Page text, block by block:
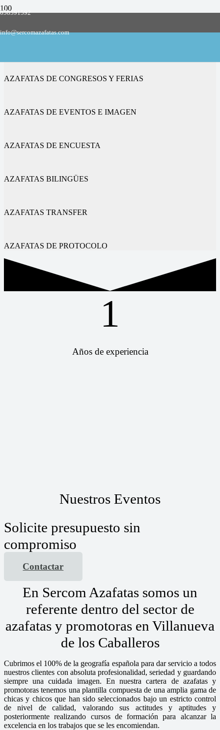
658591592
info@sercomazafatas.com
AZAFATAS DE CONGRESOS Y FERIAS
AZAFATAS DE EVENTOS E IMAGEN
AZAFATAS DE ENCUESTA
AZAFATAS BILINGÜES
AZAFATAS TRANSFER
AZAFATAS DE PROTOCOLO
1
Años de experiencia
Nuestros Eventos
Solicite presupuesto sin
compromiso
Contactar
En Sercom Azafatas somos un
referente dentro del sector de
azafatas y promotoras en Villanueva
de los Caballeros
Cubrimos el 100% de la geografía española para dar servicio a todos
nuestros clientes con absoluta profesionalidad, seriedad y guardando
siempre una cuidada imagen. En nuestra cartera de azafatas y
promotoras tenemos una plantilla compuesta de una amplia gama de
chicas y chicos que han sido seleccionados bajo un estricto control
de nivel de calidad, valorando sus actitudes y aptitudes y
posteriormente realizando cursos de formación para alcanzar la
excelencia en los trabajos que se les encomiendan.